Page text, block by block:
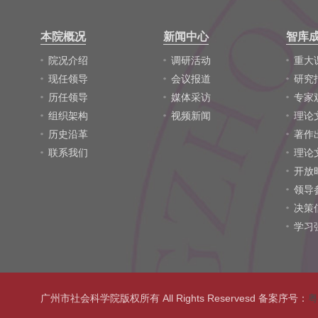
本院概况
院况介绍
现任领导
历任领导
组织架构
历史沿革
联系我们
新闻中心
调研活动
会议报道
媒体采访
视频新闻
智库
重大
研究
专家
理论
著作
理论
开放
领导
决策
学习
广州市社会科学院版权所有 All Rights Reservesd 备案序号：